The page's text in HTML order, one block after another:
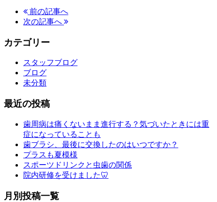
前の記事へ
次の記事へ
カテゴリー
スタッフブログ
ブログ
未分類
最近の投稿
歯周病は痛くないまま進行する？気づいたときには重
症になっていることも
歯ブラシ、最後に交換したのはいつですか？
プラスも夏模様
スポーツドリンクと虫歯の関係
院内研修を受けました🦷
月別投稿一覧